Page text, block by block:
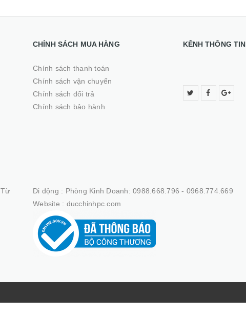
CHÍNH SÁCH MUA HÀNG
Chính sách thanh toán
Chính sách vận chuyển
Chính sách đổi trả
Chính sách bảo hành
KÊNH THÔNG TIN
Di động : Phòng Kinh Doanh: 0988.668.796 - 0968.774.669
Website : ducchinhpc.com